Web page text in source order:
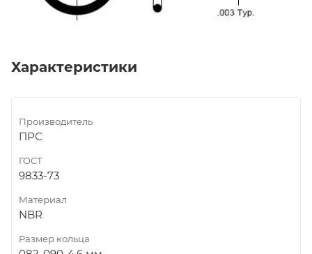
Характеристики
Производитель
ПРС
ГОСТ
9833-73
Материал
NBR
Размер кольца